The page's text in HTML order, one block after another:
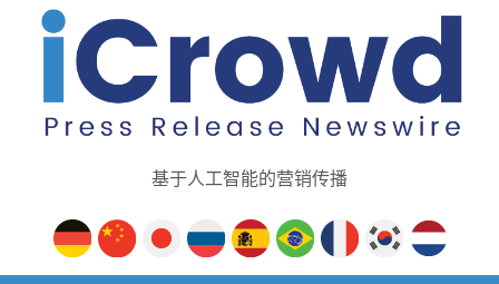
基于人工智能的营销传播